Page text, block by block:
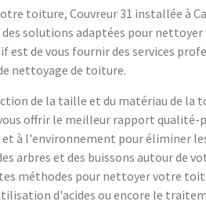
toiture, Couvreur 31 installée à
solutions adaptées pour
de vous fournir des services
nettoyage de toiture.
de la taille et du matériau de la
offrir le meilleur rapport qualité-
et à l'environnement pour éliminer
arbres et des buissons autour de
méthodes pour nettoyer votre
d'acides ou encore le